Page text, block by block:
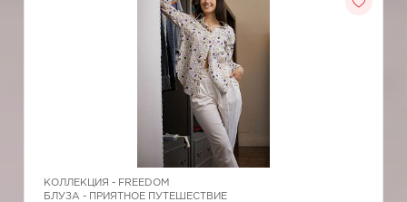
КОЛЛЕКЦИЯ - FREEDOM
БЛУЗА - ПРИЯТНОЕ ПУТЕШЕСТВИЕ